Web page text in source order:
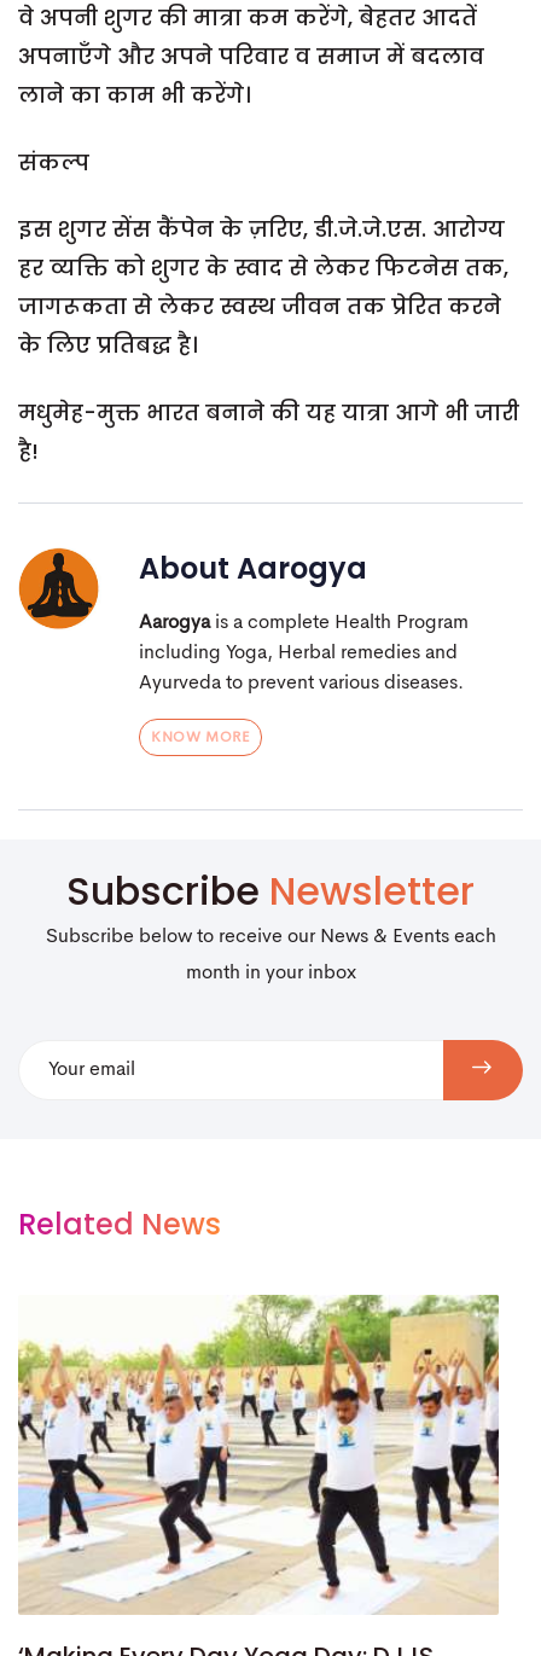
वे अपनी शुगर की मात्रा कम करेंगे, बेहतर आदतें
अपनाएँगे और अपने परिवार व समाज में बदलाव
लाने का काम भी करेंगे।
संकल्प
इस शुगर सेंस कैंपेन के ज़रिए, डी.जे.जे.एस. आरोग्य
हर व्यक्ति को शुगर के स्वाद से लेकर फिटनेस तक,
जागरूकता से लेकर स्वस्थ जीवन तक प्रेरित करने
के लिए प्रतिबद्ध है।
मधुमेह-मुक्त भारत बनाने की यह यात्रा आगे भी जारी
है!
About Aarogya
Aarogyais a complete Health Program
including Yoga, Herbal remedies and
Ayurveda to prevent various diseases.
KNOW MORE
Subscribe Newsletter
Subscribe below to receive our News & Events each
month in your inbox
Related News